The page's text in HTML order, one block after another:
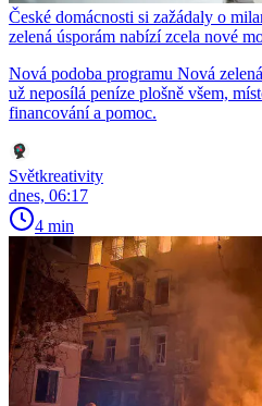
České domácnosti si zažádaly o
zelená úsporám nabízí zcela nové
Nová podoba programu Nová
už neposílá peníze plošně všem,
financování a pomoc.
Světkreativity
dnes, 06:17
4 min